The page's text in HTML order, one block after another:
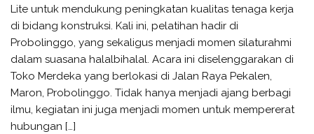
Lite untuk mendukung peningkatan kualitas tenaga kerja
di bidang konstruksi. Kali ini, pelatihan hadir di
Probolinggo, yang sekaligus menjadi momen silaturahmi
dalam suasana halalbihalal. Acara ini diselenggarakan di
Toko Merdeka yang berlokasi di Jalan Raya Pekalen,
Maron, Probolinggo. Tidak hanya menjadi ajang berbagi
ilmu, kegiatan ini juga menjadi momen untuk mempererat
hubungan […]